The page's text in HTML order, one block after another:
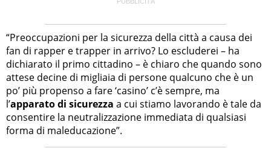
“Preoccupazioni per la sicurezza della città a causa dei
fan di rapper e trapper in arrivo? Lo escluderei – ha
dichiarato il primo cittadino – è chiaro che quando sono
attese decine di migliaia di persone qualcuno che è un
po’ più propenso a fare ‘casino’ c’è sempre, ma
l’apparato di sicurezza a cui stiamo lavorando è tale da
consentire la neutralizzazione immediata di qualsiasi
forma di maleducazione”.